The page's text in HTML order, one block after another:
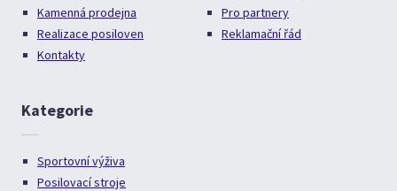
Kamenná prodejna
Realizace posiloven
Kontakty
Pro partnery
Reklamační řád
Kategorie
Sportovní výživa
Posilovací stroje